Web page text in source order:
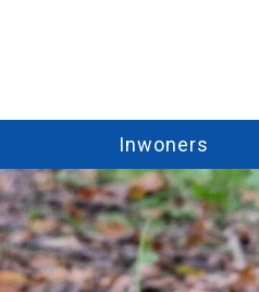
Inwoners